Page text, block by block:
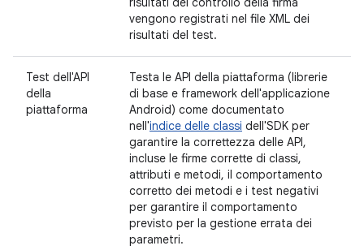
vengono registrati nel file XML dei
risultati del test.
Test dell'API
della
piattaforma
Testa le API della piattaforma (librerie
di base e framework dell'applicazione
Android) come documentato
nell'indice delle classi dell'SDK per
garantire la correttezza delle API,
incluse le firme corrette di classi,
attributi e metodi, il comportamento
corretto dei metodi e i test negativi
per garantire il comportamento
previsto per la gestione errata dei
parametri.